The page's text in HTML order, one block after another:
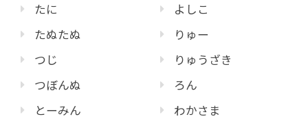
たに
たぬたぬ
つじ
つぼんぬ
とーみん
よしこ
りゅー
りゅうざき
ろん
わかさま